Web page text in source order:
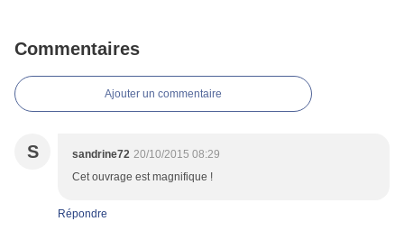
Commentaires
Ajouter un commentaire
S sandrine72 20/10/2015 08:29
Cet ouvrage est magnifique !
Répondre